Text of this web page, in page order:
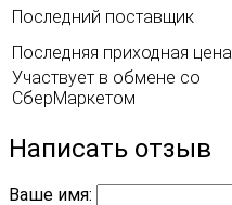
Последний поставщик
Последняя приходная цена
Участвует в обмене со
СберМаркетом
Написать отзыв
Ваше имя: